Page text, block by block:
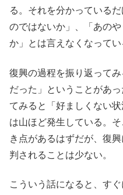
る。それを分かっている
のではないか」、「あの
か」とは言えなくなってい
復興の過程を振り返って
だった」ということがあ
てみると「好ましくない
は山ほど発生している。
き点があるはずだが、復
判されることは少ない。
こういう話になると、す